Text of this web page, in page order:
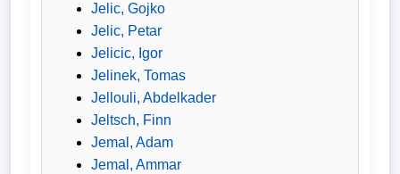
Jelic, Gojko
Jelic, Petar
Jelicic, Igor
Jelinek, Tomas
Jellouli, Abdelkader
Jeltsch, Finn
Jemal, Adam
Jemal, Ammar